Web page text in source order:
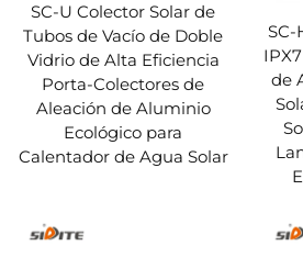
SC-U Colector Solar de
Tubos de Vacío de Doble
Vidrio de Alta Eficiencia
Porta-Colectores de
Aleación de Aluminio
Ecológico para
Calentador de Agua Solar
de